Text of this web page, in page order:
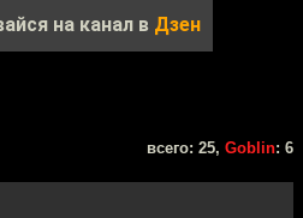
на канал в Дзен
всего: 25, Goblin: 6